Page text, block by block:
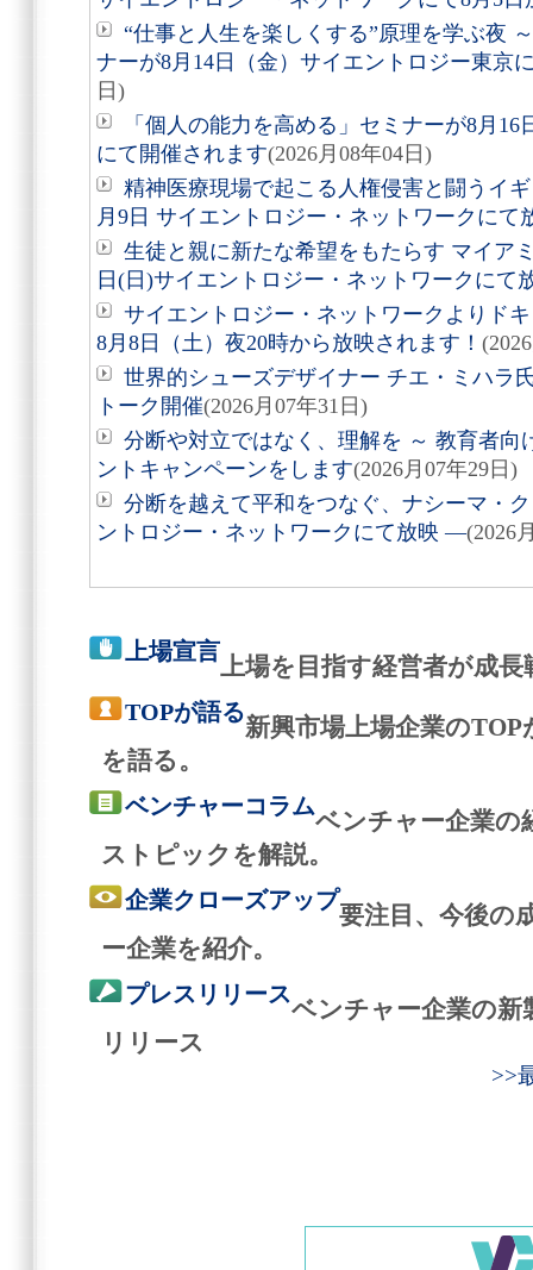
“仕事と人生を楽しくする”原理を学ぶ夜
ナーが8月14日（金）サイエントロジー東京
日)
「個人の能力を高める」セミナーが8月
にて開催されます(2026月08年04日)
精神医療現場で起こる人権侵害と闘うイ
月9日 サイエントロジー・ネットワークにて
生徒と親に新たな希望をもたらす マイア
日(日)サイエントロジー・ネットワークにて
サイエントロジー・ネットワークよりド
8月8日（土）夜20時から放映されます！
世界的シューズデザイナー チエ・ミハラ
トーク開催(2026月07年31日)
分断や対立ではなく、理解を ～ 教育者向
ントキャンペーンをします(2026月07年29日)
分断を越えて平和をつなぐ、ナシーマ・
ントロジー・ネットワークにて放映 ―(2026
上場宣言
上場を目指す経営者が成
TOPが語る
新興市場上場企業の
を語る。
ベンチャーコラム
ベンチャー企業の
ストピックを解説。
企業クローズアップ
要注目、今後の
ー企業を紹介。
プレスリリース
ベンチャー企業の新
リリース
>>